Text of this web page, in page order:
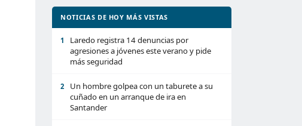
NOTICIAS DE HOY MÁS VISTAS
1
Laredo registra 14 denuncias por
agresiones a jóvenes este verano y pide
más seguridad
2
Un hombre golpea con un taburete a su
cuñado en un arranque de ira en
Santander